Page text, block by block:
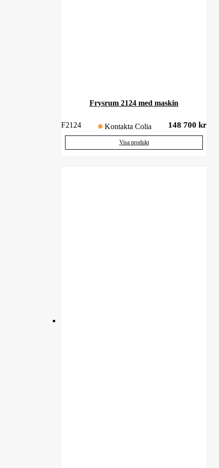
Frysrum 2124 med maskin
F2124 Kontakta Colia 148 700 kr
Visa produkt